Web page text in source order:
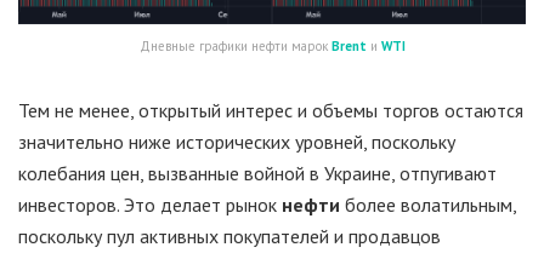
Дневные графики нефти марок Brent и WTI
Тем не менее, открытый интерес и объемы торгов остаются
значительно ниже исторических уровней, поскольку
колебания цен, вызванные войной в Украине, отпугивают
инвесторов. Это делает рынок нефти более волатильным,
поскольку пул активных покупателей и продавцов